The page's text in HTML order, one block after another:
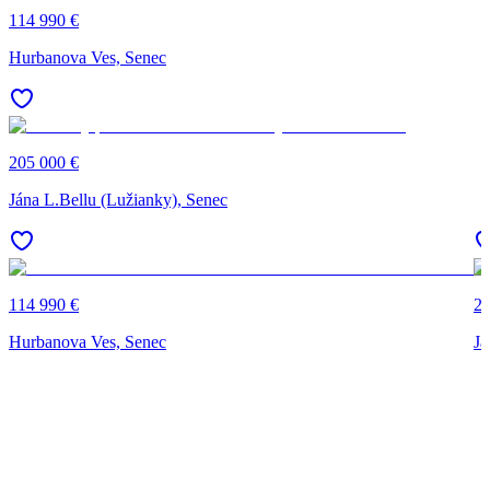
114 990 €
Hurbanova Ves, Senec
205 000 €
Jána L.Bellu (Lužianky), Senec
114 990 €
Hurbanova Ves, Senec